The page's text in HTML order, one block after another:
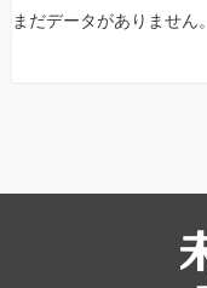
まだデータがありません。